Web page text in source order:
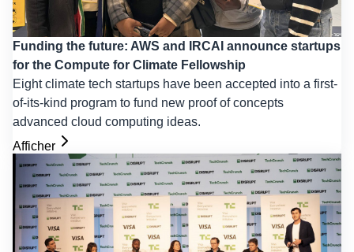
Funding the future: AWS and IRCAI announce startups
for the Compute for Climate Fellowship
Eight climate tech startups have been accepted into a first-
of-its-kind program to fund new proof of concepts
advanced cloud computing ideas.
Afficher